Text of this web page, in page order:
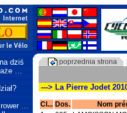
dziś
…
rower …
poprzednia strona
---> La Pierre Jodet
Cl... Dos.
Nom